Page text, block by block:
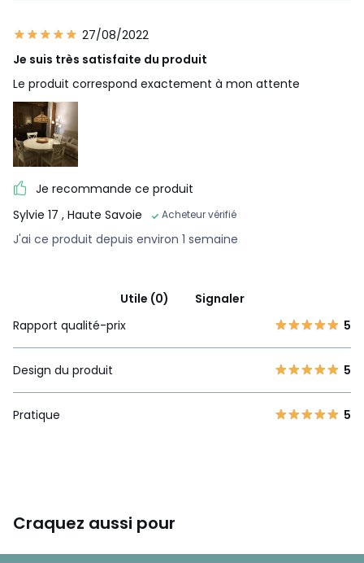
27/08/2022
Je suis très satisfaite du produit
Le produit correspond exactement à mon attente
Je recommande ce produit
Sylvie 17 , Haute Savoie Acheteur vérifié
J'ai ce produit depuis environ 1 semaine
Utile (0)
Signaler
Rapport qualité-prix
5
Design du produit 5
Pratique 5
Craquez aussi pour